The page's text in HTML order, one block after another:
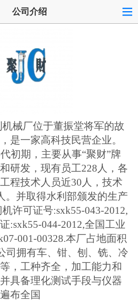
公司介绍
械厂位于董振堂将军的故
是一家高科技民营企业。
初期，主要从事“聚财”牌
研发，现有员工228人，各
程技术人员近30人，技术
。并取得水利部颁发的生产
许可证号:sxk55-043-2012,
:sxk55-044-2012,全国工业
001-00328.本厂占地面积
司拥有车、钳、刨、铣、冷
，工种齐全，加工能力和
具备理化测试手段与仪器
布全国